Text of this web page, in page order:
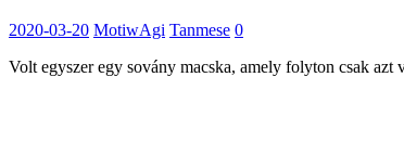
2020-03-20 MotiwAgi Tanmese 0
Volt egyszer egy sovány macska, amely folyton csak azt